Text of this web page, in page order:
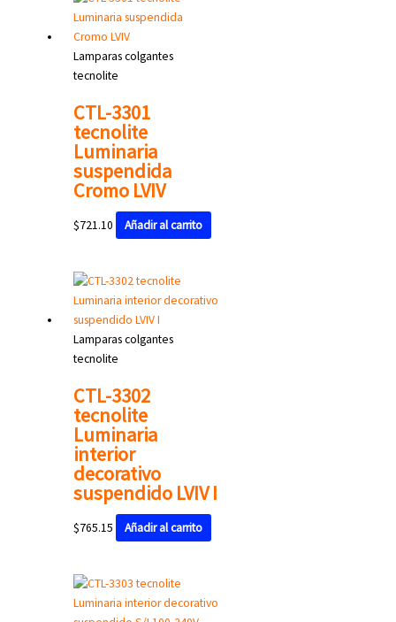
Lamparas colgantes
tecnolite
CTL-3301
tecnolite
Luminaria
suspendida
Cromo LVIV
$721.10 Añadir al carrito
Lamparas colgantes
tecnolite
CTL-3302
tecnolite
Luminaria
interior
decorativo
suspendido LVIV I
$765.15 Añadir al carrito